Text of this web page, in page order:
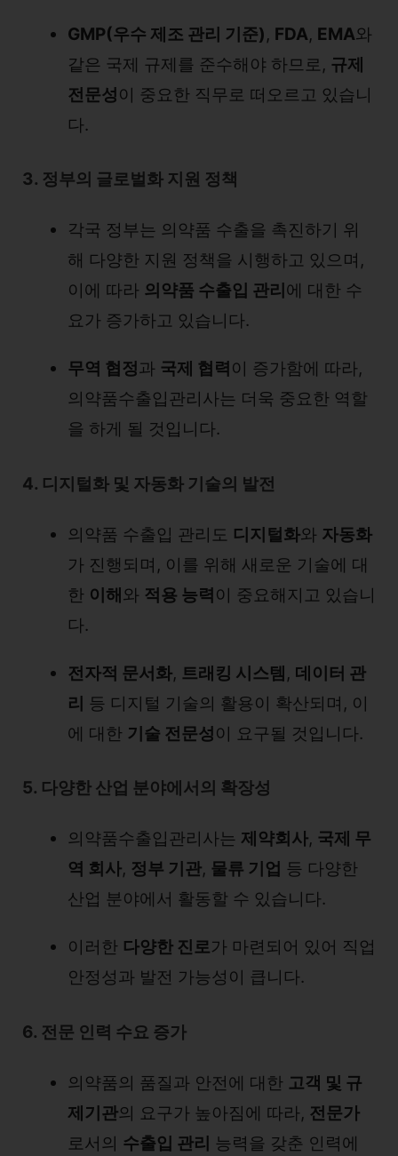
GMP(우수 제조 관리 기준), FDA, EMA와
같은 국제 규제를 준수해야 하므로, 규제
전문성이 중요한 직무로 떠오르고 있습니
다.
3. 정부의 글로벌화 지원 정책
각국 정부는 의약품 수출을 촉진하기 위
해 다양한 지원 정책을 시행하고 있으며,
이에 따라 의약품 수출입 관리 에 대한 수
요가 증가하고 있습니다.
무역 협정과 국제 협력 이 증가함에 따라,
의약품수출입관리사는 더욱 중요한 역할
을 하게 될 것입니다.
4. 디지털화 및 자동화 기술의 발전
의약품 수출입 관리도 디지털화와 자동화
가 진행되며, 이를 위해 새로운 기술에 대
한 이해와 적용 능력이 중요해지고 있습니
다.
전자적 문서화, 트래킹 시스템, 데이터 관
리 등 디지털 기술의 활용이 확산되며, 이
에 대한 기술 전문성이 요구될 것입니다.
5. 다양한 산업 분야에서의 확장성
의약품수출입관리사는 제약회사, 국제 무
역 회사, 정부 기관, 물류 기업 등 다양한
산업 분야에서 활동할 수 있습니다.
이러한 다양한 진로가 마련되어 있어 직업
안정성과 발전 가능성이 큽니다.
6. 전문 인력 수요 증가
의약품의 품질과 안전에 대한 고객 및 규
제기관의 요구가 높아짐에 따라, 전문가
로서의 수출입 관리 능력을 갖춘 인력에